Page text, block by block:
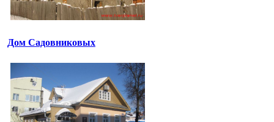
Дом Садовниковых